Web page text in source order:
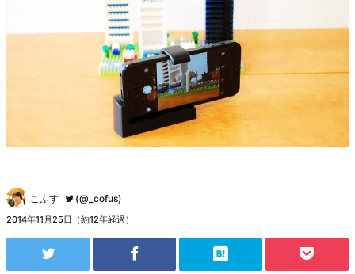
こふす (@_cofus)
2014年11月25日（約12年経過）